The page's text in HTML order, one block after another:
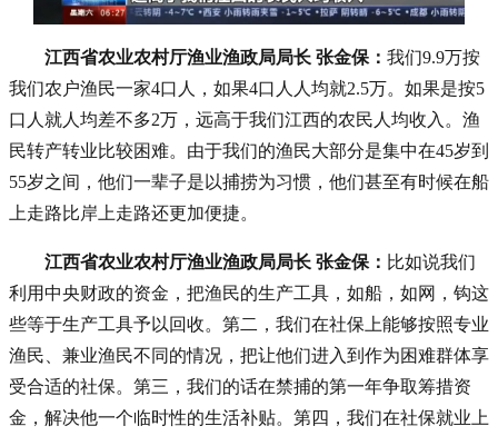
江西省农业农村厅渔业渔政局局长 张金保： 我们9.9万按
我们农户渔民一家4口人，如果4口人人均就2.5万。如果是按5
口人就人均差不多2万，远高于我们江西的农民人均收入。渔
民转产转业比较困难。由于我们的渔民大部分是集中在45岁到
55岁之间，他们一辈子是以捕捞为习惯，他们甚至有时候在船
上走路比岸上走路还更加便捷。
江西省农业农村厅渔业渔政局局长 张金保： 比如说我们
利用中央财政的资金，把渔民的生产工具，如船，如网，钩这
些等于生产工具予以回收。第二，我们在社保上能够按照专业
渔民、兼业渔民不同的情况，把让他们进入到作为困难群体享
受合适的社保。第三，我们的话在禁捕的第一年争取筹措资
金，解决他一个临时性的生活补贴。第四，我们在社保就业上